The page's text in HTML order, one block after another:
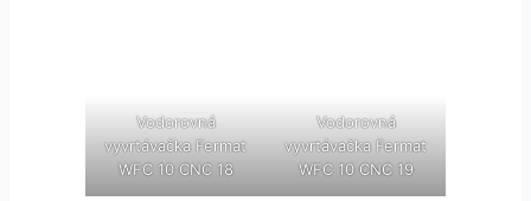
Vodorovná
vyvrtávačka Fermat
WFC 10 CNC 18
Vodorovná
vyvrtávačka Fermat
WFC 10 CNC 19